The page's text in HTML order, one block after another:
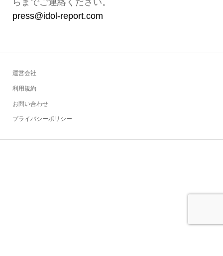
press@idol-report.com
運営会社
利用規約
お問い合わせ
プライバシーポリシー